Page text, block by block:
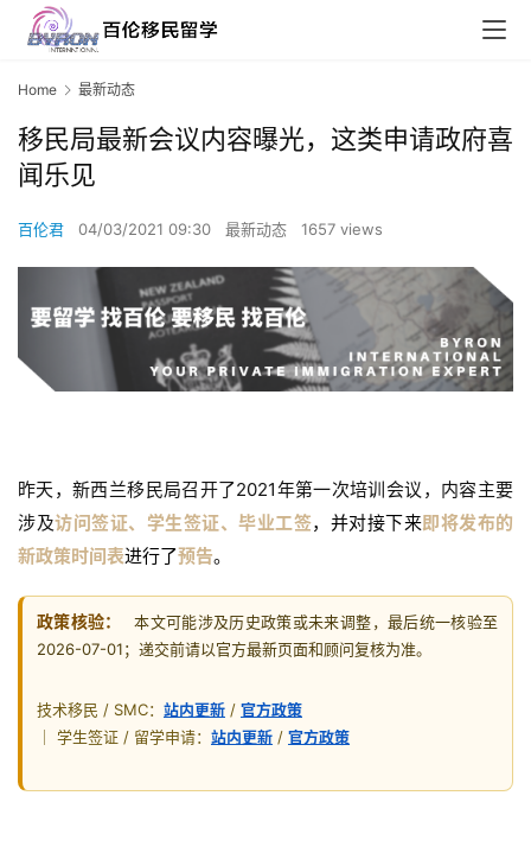
Home 最新动态
移民局最新会议内容曝光，这类申请政府喜
闻乐见
百伦君 04/03/2021 09:30 最新动态 1657 views
昨天，新西兰移民局召开了2021年第一次培训会议，内容主要
涉及访问签证、 学生签证、毕业工签，并对接下来即将发布的
新政策时间表进行了预告。
政策核验：
本文可能涉及历史政策或未来调整，最后统一核验至
2026-07-01；递交前请以官方最新页面和顾问复核为准。
技术移民 / SMC： 站内更新 / 官方政策
｜ 学生签证 / 留学申请： 站内更新 / 官方政策